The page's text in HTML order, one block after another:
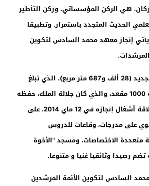
أركان، هي الركن المؤسساتي، وركن التأطير
الحديث المتجدد باستمرار. وتطبيقا
يأتي إنجاز معهد محمد السادس لتكوين
ويشتمل المعهد الجديد (28 ألف و687 متر مربع)، الذي تبلغ
طاقته البيداغوجية 1000 مقعد، والذي كان جلالة الملك، حفظه
الله، قد أعطى انطلاقة أشغال إنجازه في 12 ماي 2014، على
على مدرجات، وقاعات للدروس
متعددة الاختصاصات، ومسجد "الأخوة
تضم رصيدا وثائقيا غنيا و متنوعا.
السادس لتكوين الأئمة المرشدين